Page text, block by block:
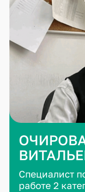
Специалист
работе 2